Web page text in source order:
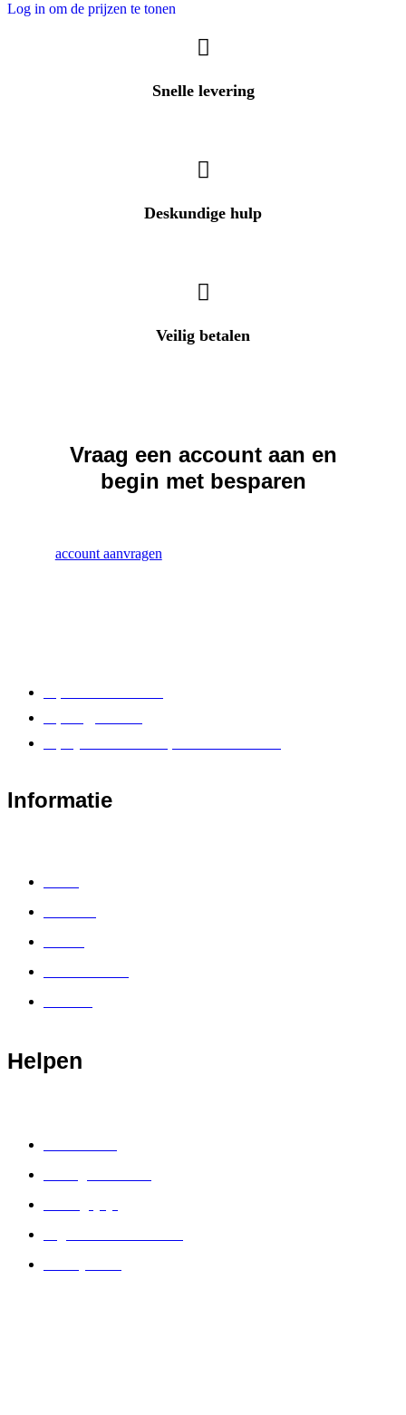
Log in om de prijzen te tonen
Snelle levering
Deskundige hulp
Veilig betalen
Vraag een account aan en
begin met besparen
account aanvragen
Informatie
Helpen